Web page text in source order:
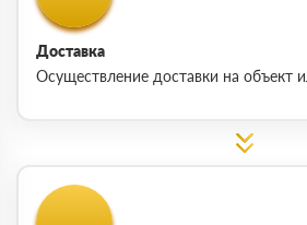
Доставка
Осуществление доставки на объект